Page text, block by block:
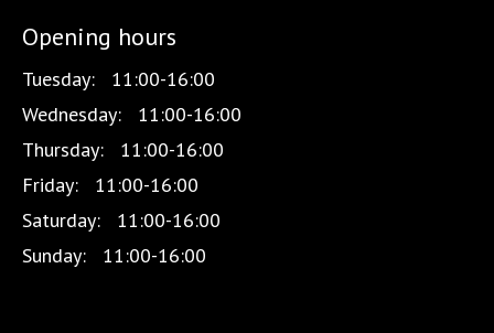
Opening hours
Tuesday:
11:00-16:00
Wednesday:
11:00-16:00
Thursday:
11:00-16:00
Friday:
11:00-16:00
Saturday:
11:00-16:00
Sunday:
11:00-16:00